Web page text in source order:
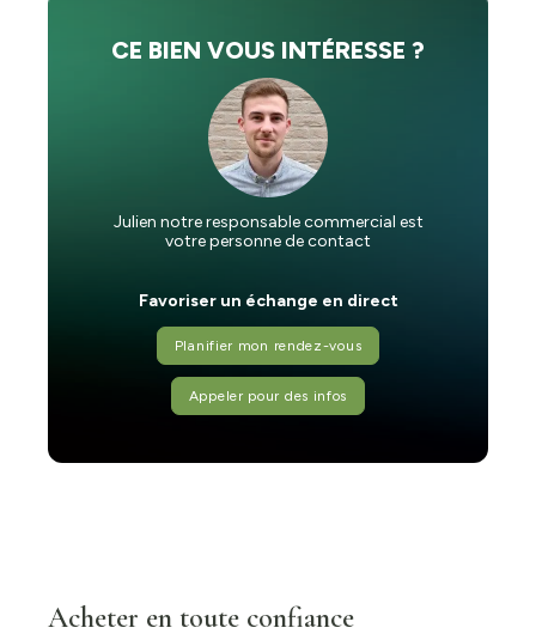
CE BIEN VOUS INTÉRESSE ?
Julien notre responsable commercial est
votre personne de contact
Favoriser un échange en direct
Planifier mon rendez-vous
Appeler pour des infos
Acheter en toute confiance